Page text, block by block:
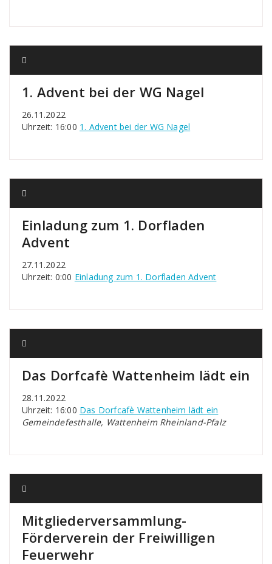
1. Advent bei der WG Nagel
26.11.2022
Uhrzeit: 16:00 1. Advent bei der WG Nagel
Einladung zum 1. Dorfladen
Advent
27.11.2022
Uhrzeit: 0:00 Einladung zum 1. Dorfladen Advent
Das Dorfcafè Wattenheim lädt ein
28.11.2022
Uhrzeit: 16:00 Das Dorfcafè Wattenheim lädt ein
Gemeindefesthalle, Wattenheim Rheinland-Pfalz
Mitgliederversammlung-
Förderverein der Freiwilligen
Feuerwehr